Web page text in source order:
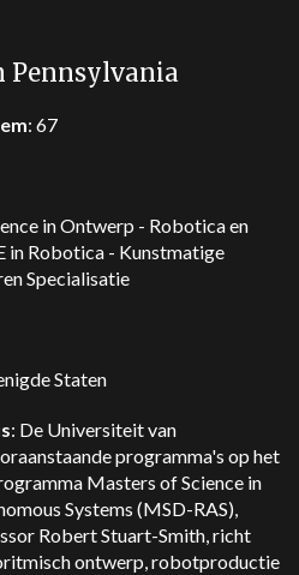
Pennsylvania
: 67
in Ontwerp - Robotica en
in Robotica - Kunstmatige
Specialisatie
Staten
: De Universiteit van
programma's op het
Masters of Science in
Systems (MSD-RAS),
Robert Stuart-Smith, richt
ontwerp, robotproductie